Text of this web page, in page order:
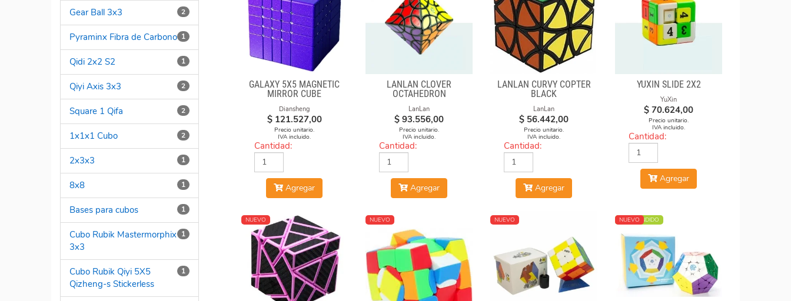
2
Gear Ball 3x3
1
Pyraminx Fibra de Carbono
1
Qidi 2x2 S2
2
Qiyi Axis 3x3
2
Square 1 Qifa
2
1x1x1 Cubo
1
2x3x3
1
8x8
1
Bases para cubos
1
Cubo Rubik Mastermorphix
3x3
1
Cubo Rubik Qiyi 5X5
Qizheng-s Stickerless
GALAXY 5X5 MAGNETIC
MIRROR CUBE
Diansheng
$ 121.527,00
Precio unitario.
IVA incluido.
Cantidad:
Agregar
LANLAN CLOVER
OCTAHEDRON
LanLan
$ 93.556,00
Precio unitario.
IVA incluido.
Cantidad:
Agregar
LANLAN CURVY COPTER
BLACK
LanLan
$ 56.442,00
Precio unitario.
IVA incluido.
Cantidad:
Agregar
YUXIN SLIDE 2X2
YuXin
$ 70.624,00
Precio unitario.
IVA incluido.
Cantidad:
Agregar
NUEVO NUEVO NUEVO MÁS VENDIDO
NUEVO